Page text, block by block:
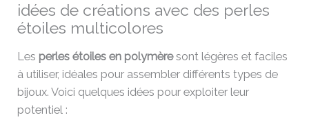
idées de créations avec des perles
étoiles multicolores
Les perles étoiles en polymèresont légères et faciles
à utiliser, idéales pour assembler différents types de
bijoux. Voici quelques idées pour exploiter leur
potentiel :